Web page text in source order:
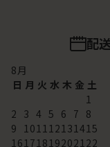
配
8月
日 月 火 水 木 金 土
1
2 3 4 5 6 7 8
9 101112131415
16171819202122